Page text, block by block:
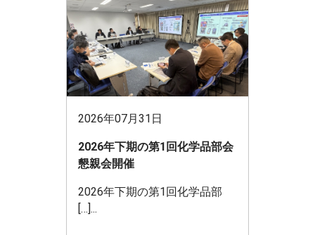
2026年07月31日
2026年下期の第1回化学品部会
懇親会開催
2026年下期の第1回化学品部
[…]...